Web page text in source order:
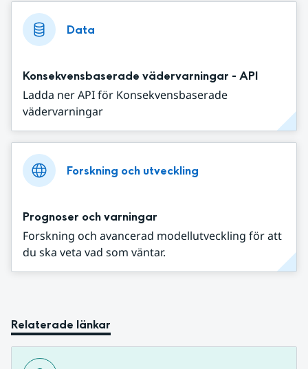
Data
Konsekvensbaserade vädervarningar - API
Ladda ner API för Konsekvensbaserade
vädervarningar
Forskning och utveckling
Prognoser och varningar
Forskning och avancerad modellutveckling för att
du ska veta vad som väntar.
Relaterade länkar